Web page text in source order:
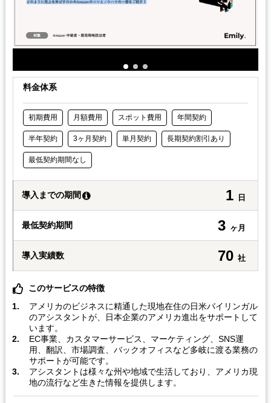
料金体系
初期費用 月額費用 スポット費用 年間契約
半年契約 3ヶ月契約 単月契約 長期契約割引あり
最低契約期間なし
導入までの期間 1 日
最低契約期間 3 ヶ月
導入実績数 70 社
このサービスの特徴
アメリカのビジネスに精通した現地在住の日米バイリンガル
のアシスタントが、日本企業のアメリカ進出をサポートして
います。
EC事業、カスタマーサービス、マーケティング、SNS運
用、翻訳、市場調査、バックオフィスなど多岐に渡る業務の
サポートが可能です。
アシスタントは様々な州や地域で生活しており、アメリカ現
地の流行など生きた情報を提供します。